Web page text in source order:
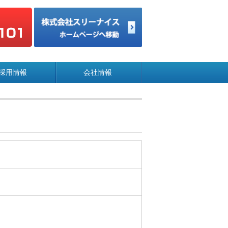
用情報 会社情報